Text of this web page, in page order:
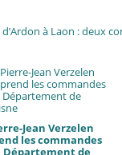
Jean Verzelen
les commandes
Département de